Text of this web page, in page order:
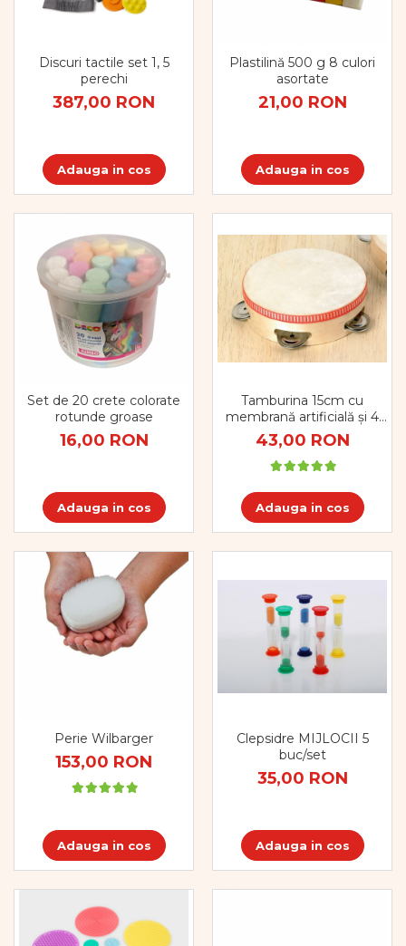
Biciclete VIKING
Diverse
Triciclete
Amenajări camere senzoriale
Echipamente camere senzoriale
Oferte pentru Camere Senzoriale
Creativitate si indemanare
Cuburi și cărămizi
Instrumente muzicale
Jucarii de constructii
Dezvoltare cognitiva
Jocuri matematice
Dezvoltare proprioceptiva
Dezvoltare vestibulara
Echilibru
Jucarii de echilibru
Mingi terapeutice
Module din burete
Motricitate fina
Diverse jucarii educative
Figurine
Montessori
Spații de joacă
Educatie inovativa
Discuri tactile set 1, 5
perechi
387,00 RON
Adauga in cos
Plastilină 500 g 8 culori
asortate
21,00 RON
Adauga in cos
Set de 20 crete colorate
rotunde groase
16,00 RON
Adauga in cos
Tamburina 15cm cu
membrană artificială și 4
perechi de zurgălăi
43,00 RON
Adauga in cos
Perie Wilbarger
153,00 RON
Adauga in cos
Clepsidre MIJLOCII 5
buc/set
35,00 RON
Adauga in cos